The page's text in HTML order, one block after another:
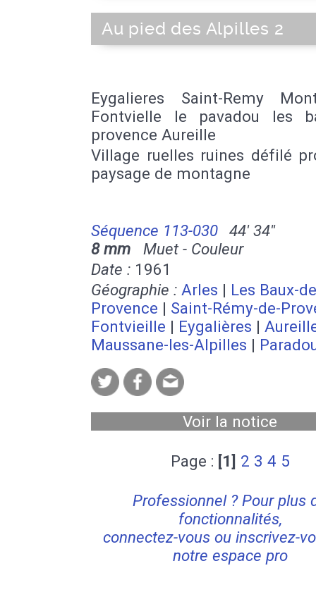
Au pied des Alpilles 2
Eygalieres Saint-Remy
Fontvielle le pavadou les
provence Aureille
Village ruelles ruines défilé
paysage de montagne
Séquence 113-030
44' 34''
8 mm Muet - Couleur
Date : 1961
Géographie : Arles | Les Baux-
Provence | Saint-Rémy-de-
Fontvieille | Eygalières |
Maussane-les-Alpilles |
Voir la notice
Page : [1] 2 3 4 5
Professionnel ? Pour plus
fonctionnalités,
connectez-vous ou inscrivez-
notre espace pro